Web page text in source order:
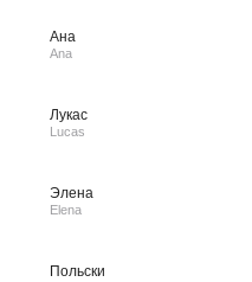
Ана
Ana
Лукас
Lucas
Элена
Elena
Польски